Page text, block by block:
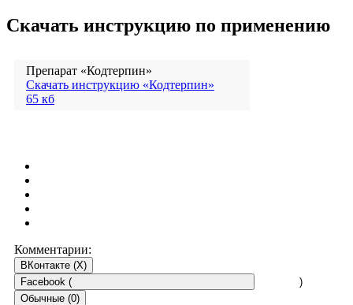
Скачать инструкцию по применению
Препарат «Кодтерпин»
Скачать инструкцию «Кодтерпин»
65 кб
Комментарии:
ВКонтакте (X)
Facebook (
)
Обычные (0)